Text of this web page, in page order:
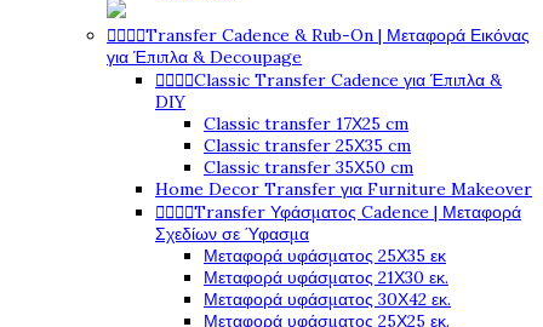
Transfer Cadence & Rub-On | Μεταφορά Εικόνας
για Έπιπλα & Decoupage
Classic Transfer Cadence για Έπιπλα &
DIY
Classic transfer 17Χ25 cm
Classic transfer 25Χ35 cm
Classic transfer 35Χ50 cm
Home Decor Transfer για Furniture Makeover
Transfer Υφάσματος Cadence | Μεταφορά
Σχεδίων σε Ύφασμα
Μεταφορά υφάσματος 25Χ35 εκ
Μεταφορά υφάσματος 21Χ30 εκ.
Μεταφορά υφάσματος 30Χ42 εκ.
Μεταφορά υφάσματος 25Χ25 εκ.